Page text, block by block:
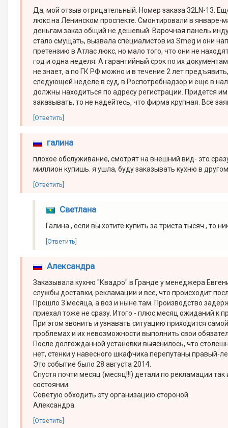
Да, мой отзыв отрицательный. Номер заказа 32LN-13.
люкс на Ленинском проспекте. Смонтировали в январе-
деньгам заказ общий не дешевый. Варочная панель
стало смущать, вызвала специалистов из Smeg и они
претензию в Атлас люкс, но мало того, что они не
год и одна неделя. А гарантийный срок по их
не знает, а по ГК РФ можно и в течение 2 лет
следующей неделе в суд, в Роспотребнадзор и еще в
должны находиться по адресу регистрации. Придется
заказывать, то не надейтесь, что фирма крупная. Все
[Ответить]
галина
плохое обслуживание, смотрят на внешний вид- это
миллион купишь. я ушла, буду заказывать кухню в
[Ответить]
Светлана
Галина , если вы хотите купить за триста тысяч , то
[Ответить]
Александра
Заказывала кухню "Квадро" в Гранде у менеджера
службы доставки, рекламации и все, что происходит
Прошло 3 месяца, а воз и ныне там. Производство
приехал тоже не сразу. Итого - плюс месяц ожиданий к
При этом звонить и узнавать ситуацию приходится
проблемах и их невозможности выполнить свои
После долгожданной установки выяснилось, что
нет, стенки у навесного шкафчика перепутаны правый-
Это событие было 28 августа 2014.
Спустя почти месяц (месяц!!!) детали по рекламации так
состоянии.
Советую обходить эту организацию стороной.
Александра.
[Ответить]